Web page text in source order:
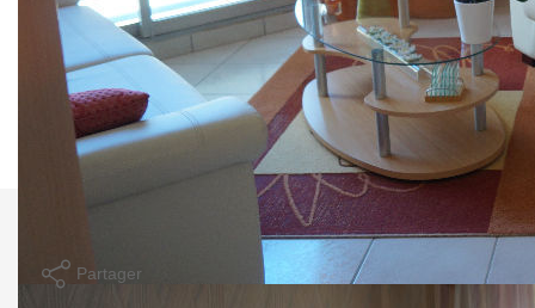
cet appartement T3 vous offrant une entrée desservant une
pièce de vie exposé Ouest avec vue dégagée, une cuisine
indépendante, 2 chambres, une salle de bains et wc. Ses
Plus : Cave et Place de parking privative !
Nos honoraires Nous contacter
Imprimer
Partager Calculer mon budget